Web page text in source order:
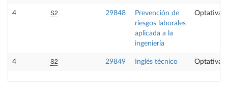
4 S2 29848
Prevención de
riesgos laborales
aplicada a la
ingeniería
Optativa
4 S2 29849 Inglés técnico Optativa